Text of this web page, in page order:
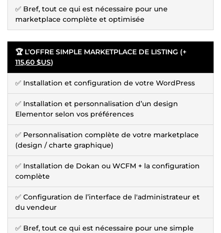
✅ Bref, tout ce qui est nécessaire pour une
marketplace complète et optimisée
🏆 L’OFFRE SIMPLE MARKETPLACE DE LISTING (+
115,60 $US)
✅ Installation et configuration de votre WordPress
✅ Installation et personnalisation d’un design
Elementor selon vos préférences
✅ Personnalisation complète de votre marketplace
(design / charte graphique)
✅ Installation de Dokan ou WCFM + la configuration
complète
✅ Configuration de l’interface de l'administrateur et
du vendeur
✅ Bref, tout ce qui est nécessaire pour une simple